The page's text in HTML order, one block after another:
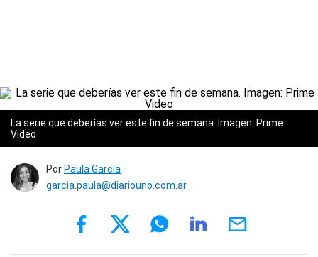
La serie que deberías ver este fin de semana. Imagen: Prime
Video
Por Paula García
garcia.paula@diariouno.com.ar